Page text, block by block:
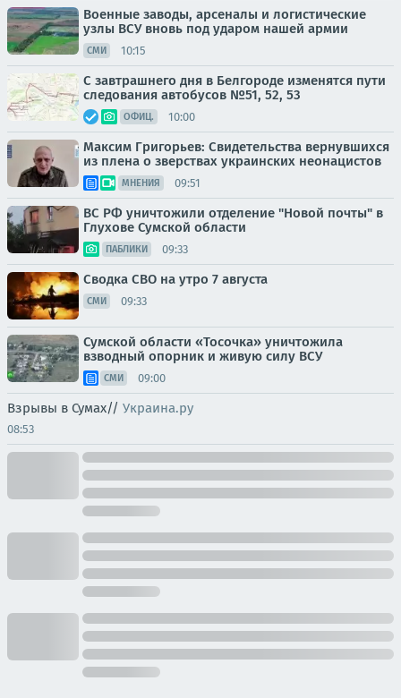
Военные заводы, арсеналы и логистические
узлы ВСУ вновь под ударом нашей армии
СМИ 10:15
С завтрашнего дня в Белгороде изменятся пути
следования автобусов №51, 52, 53
ОФИЦ. 10:00
Максим Григорьев: Свидетельства вернувшихся
из плена о зверствах украинских неонацистов
МНЕНИЯ 09:51
ВС РФ уничтожили отделение "Новой почты" в
Глухове Сумской области
ПАБЛИКИ 09:33
Сводка СВО на утро 7 августа
СМИ 09:33
Сумской области «Тосочка» уничтожила
взводный опорник и живую силу ВСУ
СМИ 09:00
Взрывы в Сумах// Украина.ру
08:53